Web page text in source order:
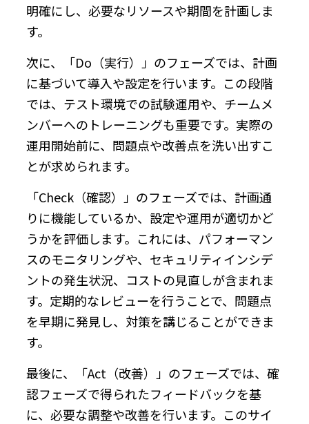
明確にし、必要なリソースや期間を計画しま
す。
次に、「Do（実行）」のフェーズでは、計画
に基づいて導入や設定を行います。この段階
では、テスト環境での試験運用や、チームメ
ンバーへのトレーニングも重要です。実際の
運用開始前に、問題点や改善点を洗い出すこ
とが求められます。
「Check（確認）」のフェーズでは、計画通
りに機能しているか、設定や運用が適切かど
うかを評価します。これには、パフォーマン
スのモニタリングや、セキュリティインシデ
ントの発生状況、コストの見直しが含まれま
す。定期的なレビューを行うことで、問題点
を早期に発見し、対策を講じることができま
す。
最後に、「Act（改善）」のフェーズでは、確
認フェーズで得られたフィードバックを基
に、必要な調整や改善を行います。このサイ